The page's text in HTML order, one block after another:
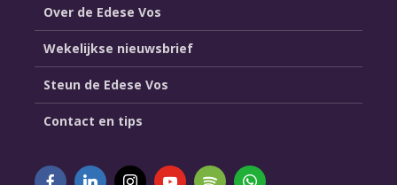
Over de Edese Vos
Wekelijkse nieuwsbrief
Steun de Edese Vos
Contact en tips